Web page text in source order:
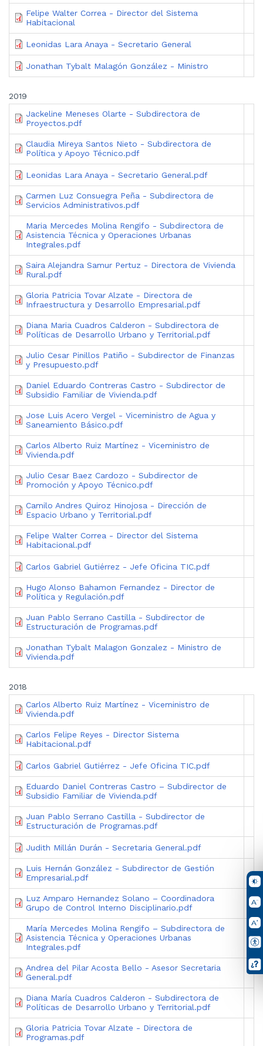
Felipe Walter Correa - Director del Sistema
Habitacional
Leonidas Lara Anaya - Secretario General
Jonathan Tybalt Malagón González - Ministro
2019
Jackeline Meneses Olarte - Subdirectora de
Proyectos.pdf
Claudia Mireya Santos Nieto - Subdirectora de
Política y Apoyo Técnico.pdf
Leonidas Lara Anaya - Secretario General.pdf
Carmen Luz Consuegra Peña - Subdirectora de
Servicios Administrativos.pdf
Maria Mercedes Molina Rengifo - Subdirectora de
Asistencia Técnica y Operaciones Urbanas
Integrales.pdf
Saira Alejandra Samur Pertuz - Directora de Vivienda
Rural.pdf
Gloria Patricia Tovar Alzate - Directora de
Infraestructura y Desarrollo Empresarial.pdf
Diana Maria Cuadros Calderon - Subdirectora de
Políticas de Desarrollo Urbano y Territorial.pdf
Julio Cesar Pinillos Patiño - Subdirector de Finanzas
y Presupuesto.pdf
Daniel Eduardo Contreras Castro - Subdirector de
Subsidio Familiar de Vivienda.pdf
Jose Luis Acero Vergel - Viceministro de Agua y
Saneamiento Básico.pdf
Carlos Alberto Ruiz Martínez - Viceministro de
Vivienda.pdf
Julio Cesar Baez Cardozo - Subdirector de
Promoción y Apoyo Técnico.pdf
Camilo Andres Quiroz Hinojosa - Dirección de
Espacio Urbano y Territorial.pdf
Felipe Walter Correa - Director del Sistema
Habitacional.pdf
Carlos Gabriel Gutiérrez - Jefe Oficina TIC.pdf
Hugo Alonso Bahamon Fernandez - Director de
Política y Regulación.pdf
Juan Pablo Serrano Castilla - Subdirector de
Estructuración de Programas.pdf
Jonathan Tybalt Malagon Gonzalez - Ministro de
Vivienda.pdf
2018
Carlos Alberto Ruiz Martínez - Viceministro de
Vivienda.pdf
Carlos Felipe Reyes - Director Sistema
Habitacional.pdf
Carlos Gabriel Gutiérrez - Jefe Oficina TIC.pdf
Eduardo Daniel Contreras Castro – Subdirector de
Subsidio Familiar de Vivienda.pdf
Juan Pablo Serrano Castilla - Subdirector de
Estructuración de Programas.pdf
Judith Millán Durán - Secretaria General.pdf
Luis Hernán González - Subdirector de Gestión
Empresarial.pdf
Luz Amparo Hernandez Solano – Coordinadora
Grupo de Control Interno Disciplinario.pdf
María Mercedes Molina Rengifo – Subdirectora de
Asistencia Técnica y Operaciones Urbanas
Integrales.pdf
Andrea del Pilar Acosta Bello - Asesor Secretaria
General.pdf
Diana María Cuadros Calderon - Subdirectora de
Políticas de Desarrollo Urbano y Territorial.pdf
Gloria Patricia Tovar Alzate - Directora de
Programas.pdf